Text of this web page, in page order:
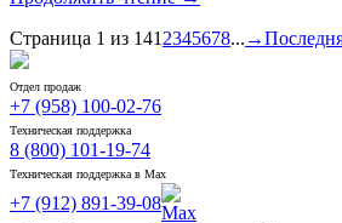
Страница 1 из 141 2345678... →
Отдел продаж
+7 (958) 100-02-76
Техническая поддержка
8 (800) 101-19-74
Техническая поддержка в Max
+7 (912) 891-39-08